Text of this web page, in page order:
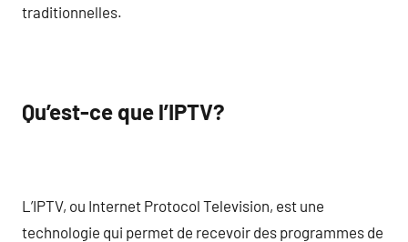
traditionnelles.
Qu’est-ce que l’IPTV?
L’IPTV, ou Internet Protocol Television, est une
technologie qui permet de recevoir des programmes de